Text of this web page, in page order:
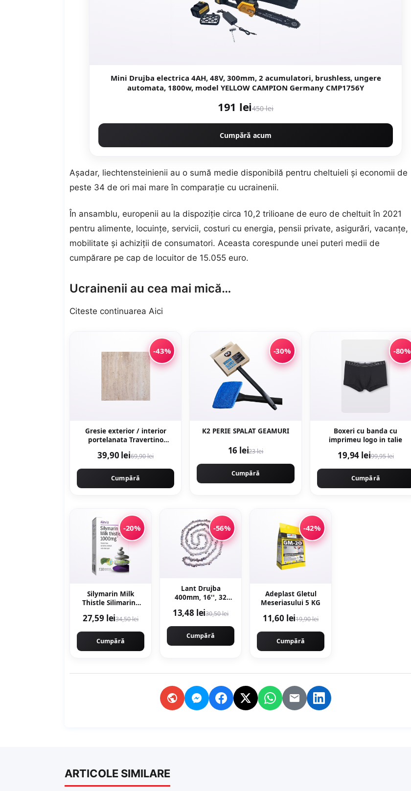
Mini Drujba electrica 4AH, 48V, 300mm, 2 acumulatori, brushless, ungere
automata, 1800w, model YELLOW CAMPION Germany CMP1756Y
191 lei450 lei
Cumpără acum
Aşadar, liechtensteinienii au o sumă medie disponibilă pentru cheltuieli şi economii de
peste 34 de ori mai mare în comparaţie cu ucrainenii.
În ansamblu, europenii au la dispoziţie circa 10,2 trilioane de euro de cheltuit în 2021
pentru alimente, locuinţe, servicii, costuri cu energia, pensii private, asigurări, vacanţe,
mobilitate şi achiziţii de consumatori. Aceasta corespunde unei puteri medii de
cumpărare pe cap de locuitor de 15.055 euro.
Ucrainenii au cea mai mică…
Citeste continuarea Aici
-43%
Gresie exterior / interior
portelanata Travertino
rectificata tip piatra naturala
39,90 lei69,90 lei
Cumpără
-30%
K2 PERIE SPALAT GEAMURI
16 lei23 lei
Cumpără
-80%
Boxeri cu banda cu
imprimeu logo in talie
19,94 lei99,95 lei
Cumpără
-20%
Silymarin Milk
Thistle Silimarina
30cps moi
27,59 lei34,50 lei
Cumpără
-56%
Lant Drujba
400mm, 16'', 32
pas 0.325
Campion
PROFESSIONAL
13,48 lei30,50 lei
Cumpără
-42%
Adeplast Gletul
Meseriasului 5 KG
11,60 lei19,90 lei
Cumpără
ARTICOLE SIMILARE